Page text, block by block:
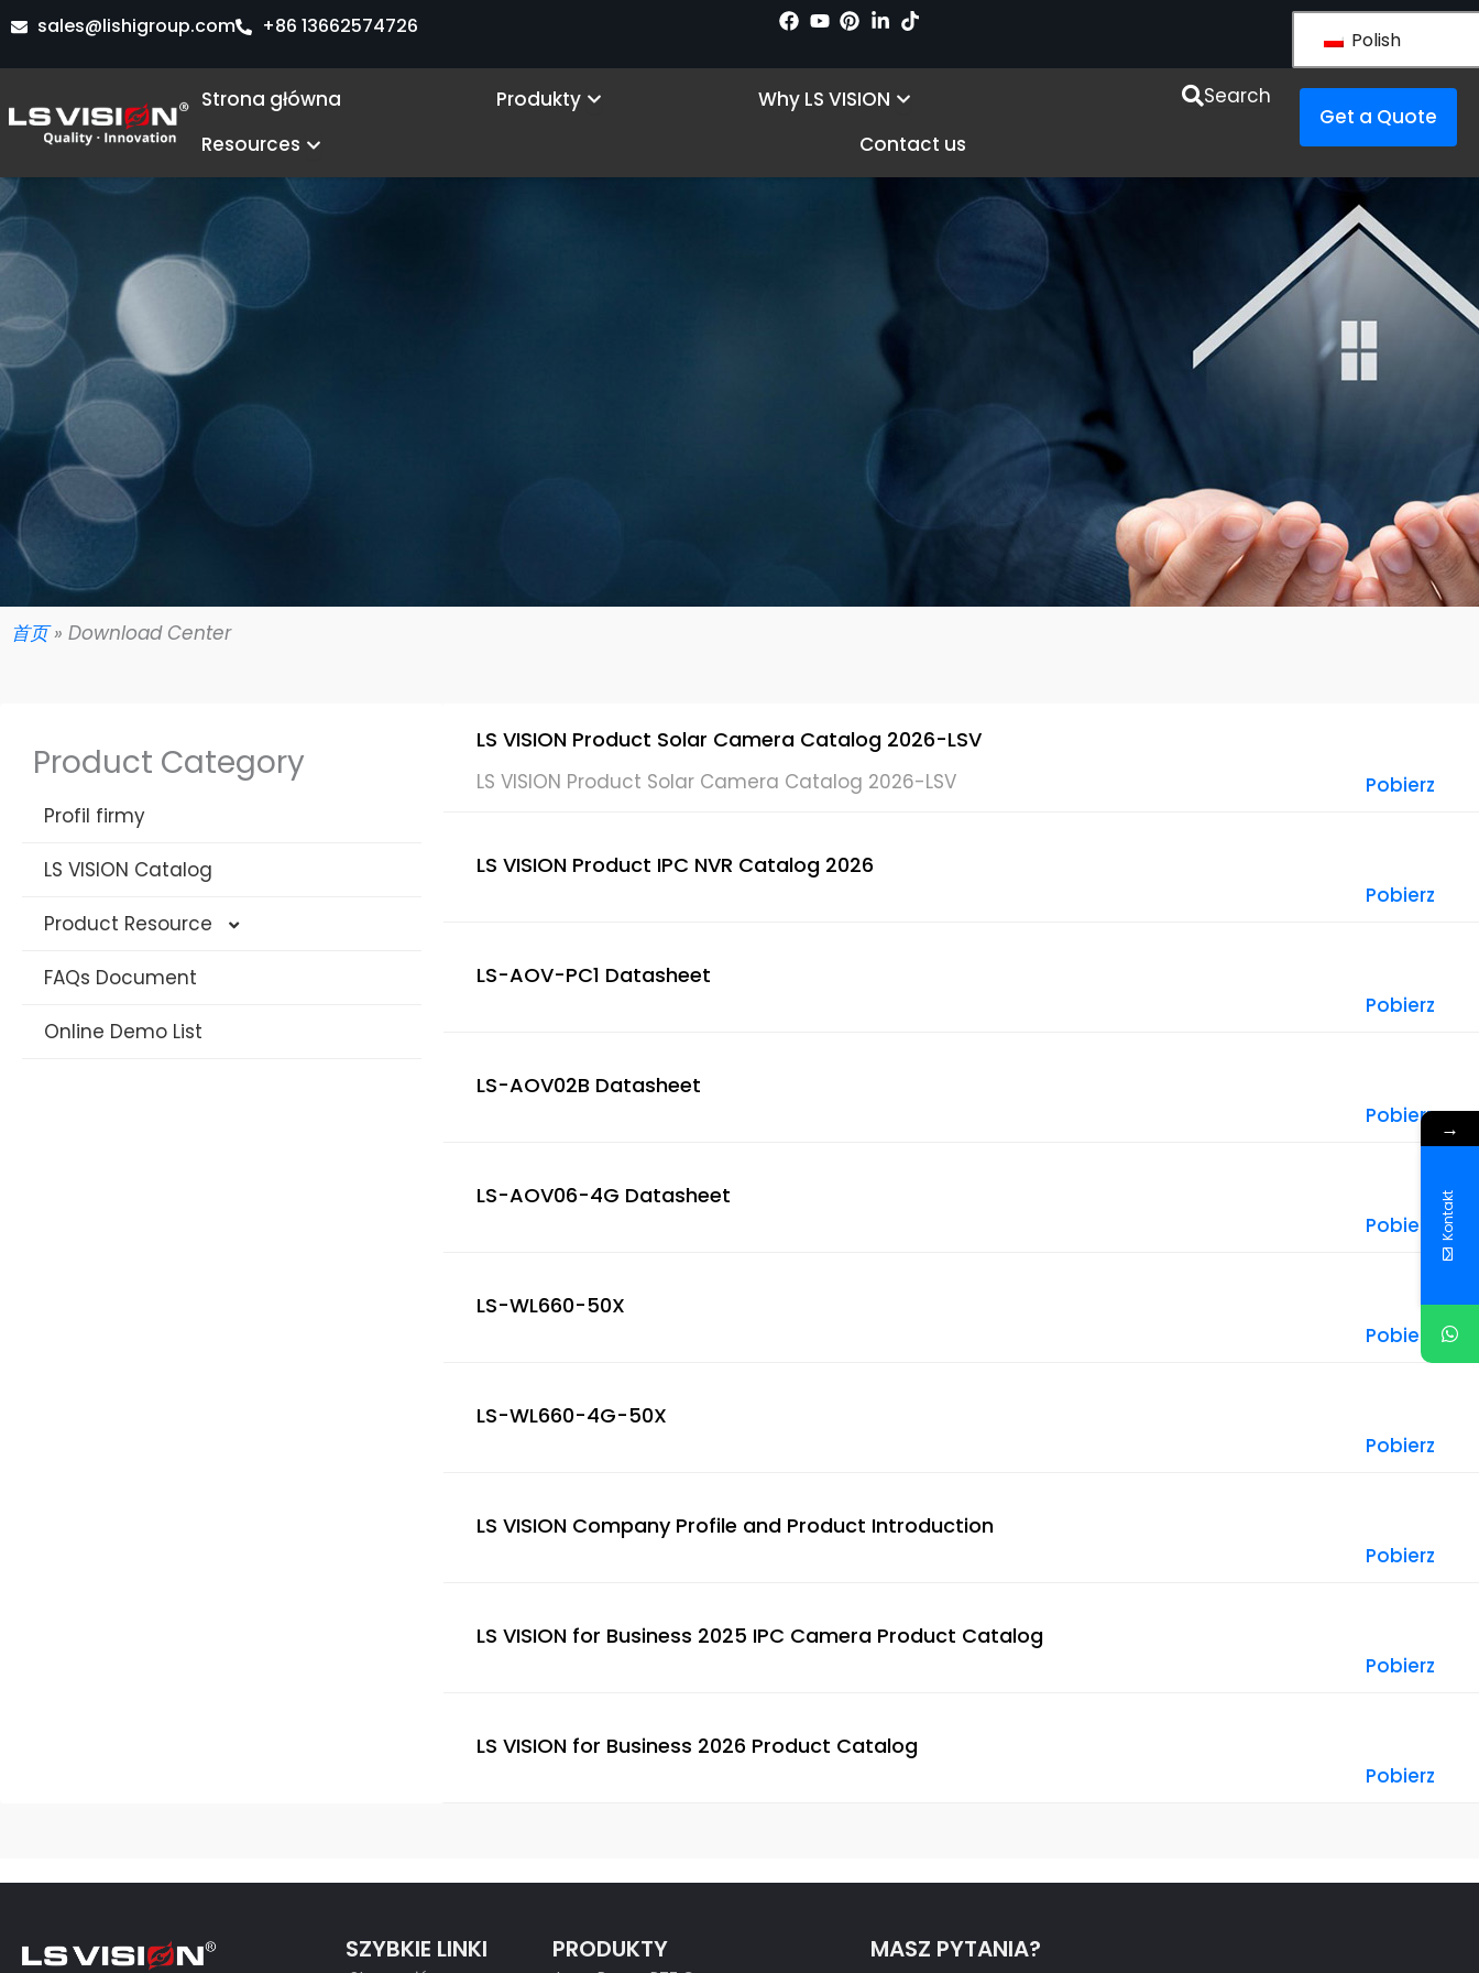
Przejdź
treści
sales@lishigroup.com +86 13662574726
Polish
Strona główna Produkty Open Products Why LS VISION Open Why LS VISION
Resources Open Resources Contact us
Search
Get a Quote
Download Center
首页» Download Center
Product Category
Profil firmy
LS VISION Catalog
Product Resource
4G Solar Datasheet
WIFI Solar Camera Datasheet
FAQs Document
Online Demo List
LS VISION Product Solar Camera Catalog 2026-LSV
LS VISION Product Solar Camera Catalog 2026-LSV Pobierz
LS VISION Product IPC NVR Catalog 2026
Pobierz
LS-AOV-PC1 Datasheet
Pobierz
LS-AOV02B Datasheet
Pobierz
LS-AOV06-4G Datasheet
Pobierz
LS-WL660-50X
Pobierz
LS-WL660-4G-50X
Pobierz
LS VISION Company Profile and Product Introduction
Pobierz
LS VISION for Business 2025 IPC Camera Product Catalog
Pobierz
LS VISION for Business 2026 Product Catalog
Pobierz
SZYBKIE LINKI PRODUKTY MASZ PYTANIA?
→
Kontakt